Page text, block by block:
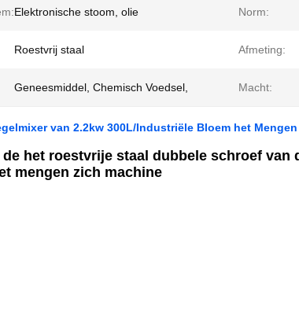
Elektronische stoom, olie Norm:
Roestvrij staal Afmeting:
Geneesmiddel, Chemisch Voedsel, Macht:
van 2.2kw 300L/Industriële Bloem het
de het roestvrije staal dubbele schroef
mengen zich machine